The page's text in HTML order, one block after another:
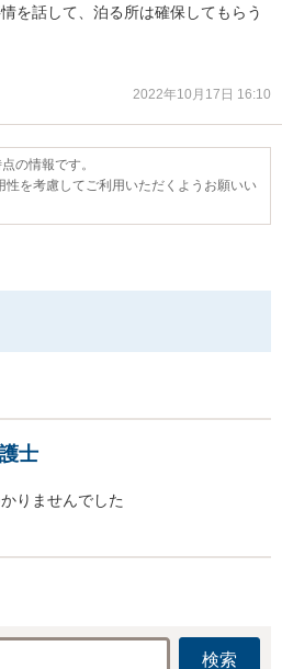
を話して、泊る所は確保してもらう
2022年10月17日 16:10
の情報です。
性を考慮してご利用いただくようお願いい
士
りませんでした
検索